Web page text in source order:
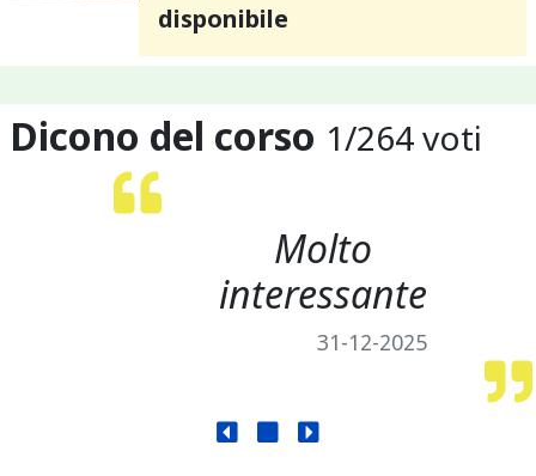
disponibile
Dicono del corso 1/264voti
Molto
interessante
31-12-2025